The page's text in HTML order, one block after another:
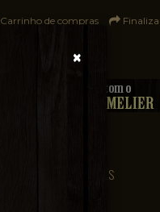
Carrinho de compras
PAÍSES
×